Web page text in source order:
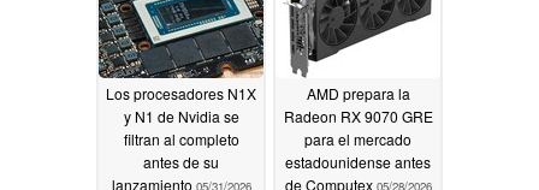
Los procesadores N1X
y N1 de Nvidia se
filtran al completo
antes de su
lanzamiento 05/31/2026
AMD prepara la
Radeon RX 9070 GRE
para el mercado
estadounidense antes
de Computex 05/28/2026